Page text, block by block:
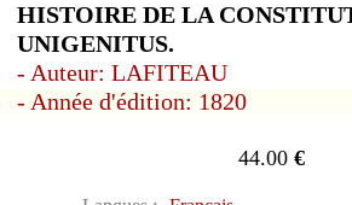
HISTOIRE DE LA
UNIGENITUS.
- Auteur: LAFITEAU
- Année d'édition: 1820
44.00€